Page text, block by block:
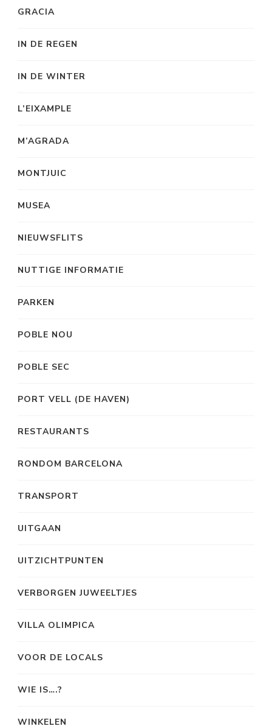
GRACIA
IN DE REGEN
IN DE WINTER
L’EIXAMPLE
M’AGRADA
MONTJUIC
MUSEA
NIEUWSFLITS
NUTTIGE INFORMATIE
PARKEN
POBLE NOU
POBLE SEC
PORT VELL (DE HAVEN)
RESTAURANTS
RONDOM BARCELONA
TRANSPORT
UITGAAN
UITZICHTPUNTEN
VERBORGEN JUWEELTJES
VILLA OLIMPICA
VOOR DE LOCALS
WIE IS….?
WINKELEN